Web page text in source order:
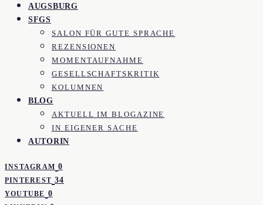
AUGSBURG
SFGS
SALON FÜR GUTE SPRACHE
REZENSIONEN
MOMENTAUFNAHME
GESELLSCHAFTSKRITIK
KOLUMNEN
BLOG
AKTUELL IM BLOGAZINE
IN EIGENER SACHE
AUTORIN
INSTAGRAM 0
PINTEREST 34
YOUTUBE 0